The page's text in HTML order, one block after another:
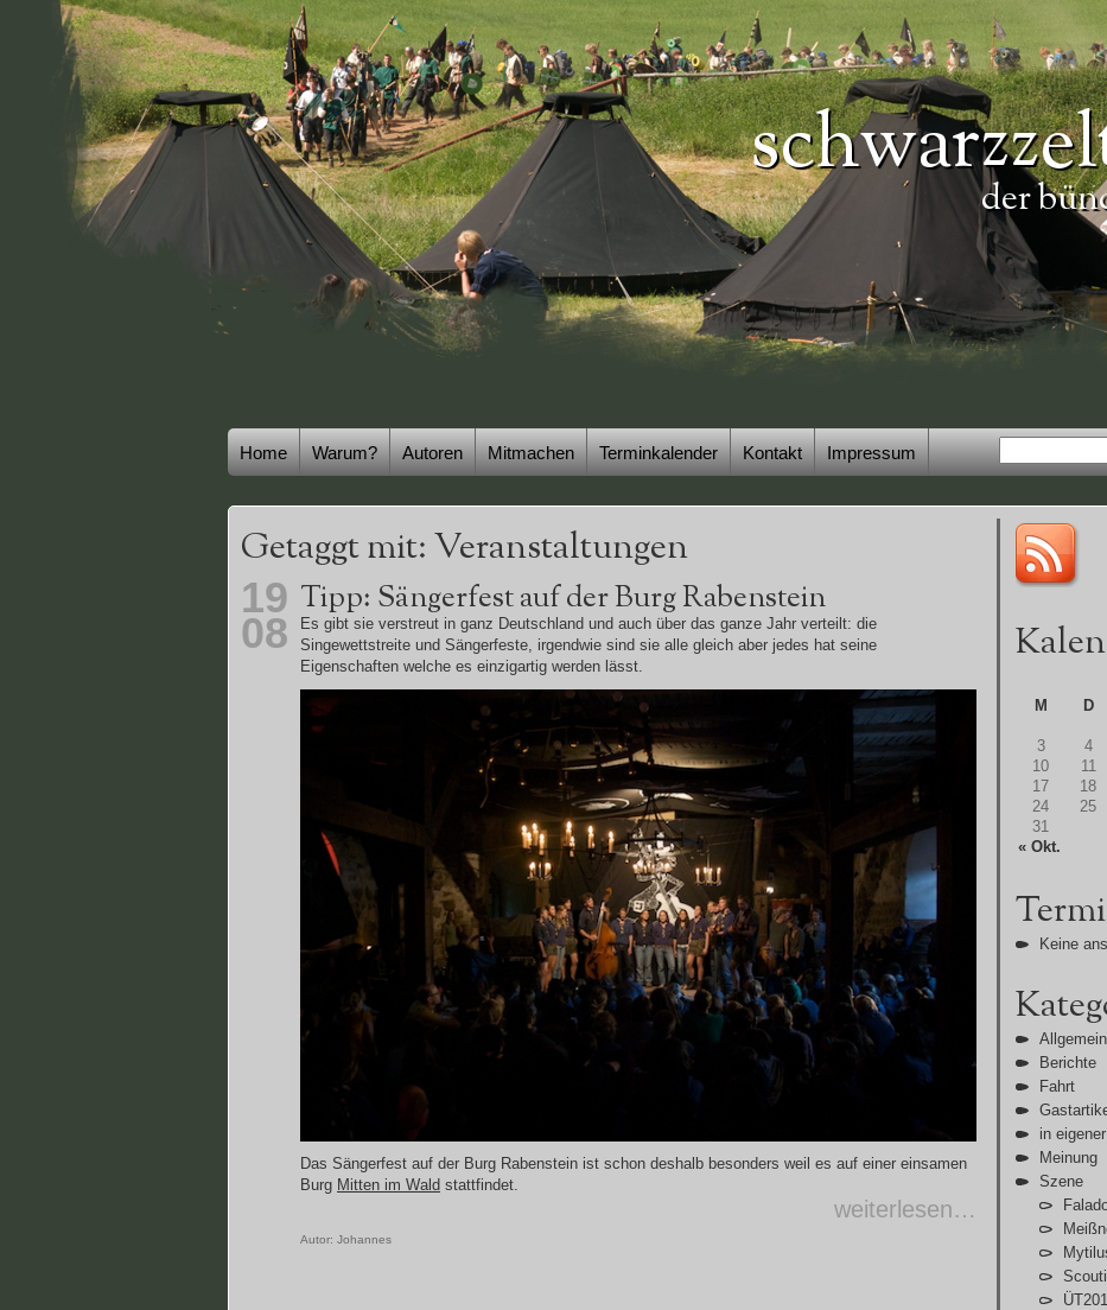
der
Home Warum? Autoren Mitmachen Terminkalender Kontakt Impressum
Getaggt mit: Veranstaltungen
19
08
Tipp: Sängerfest auf der Burg Rabenstein
Es gibt sie verstreut in ganz Deutschland und auch über das ganze Jahr verteilt: die
Singewettstreite und Sängerfeste, irgendwie sind sie alle gleich aber jedes hat seine
Eigenschaften welche es einzigartig werden lässt.
Das Sängerfest auf der Burg Rabenstein ist schon deshalb besonders weil es auf einer einsamen
Burg Mitten im Wald stattfindet.
weiterlesen…
Autor: Johannes
M D
« Okt.
3
4
10
11
17
18
24
25
31
Keine
Allgemein
Berichte
Fahrt
in
Meinung
Szene